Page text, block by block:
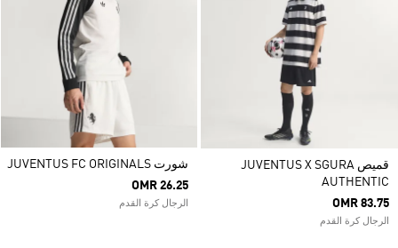
قميص JUVENTUS X SGURA
AUTHENTIC
OMR 83.75
الرجال كرة القدم
شورت JUVENTUS FC ORIGINALS
OMR 26.25
الرجال كرة القدم